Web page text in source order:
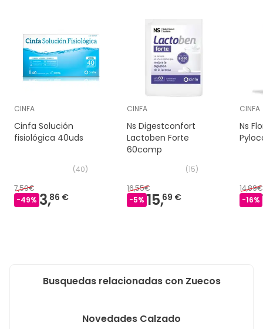
CINFA
Cinfa Solución
fisiológica 40uds
(40)
7,59€
-49% 3,86 €
CINFA
Ns Digestconfort
Lactoben Forte
60comp
(15)
16,55€
-5% 15,69 €
CINFA
Ns
14,89€
-16%
Busquedas relacionadas con Zuecos
Novedades Calzado